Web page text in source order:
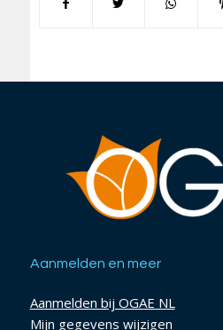
Aanmelden en meer
Aanmelden bij OGAE NL
Mijn gegevens wijzigen